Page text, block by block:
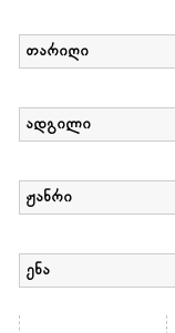
თარიღი
ადგილი
ჟანრი
ენა